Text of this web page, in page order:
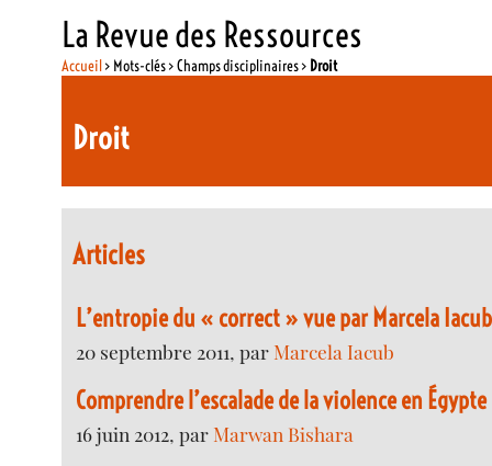
La Revue des Ressources
Accueil> Mots-clés > Champs disciplinaires > Droit
Droit
Articles
L’entropie du « correct » vue par Marcela Iacub
20 septembre 2011, parMarcela Iacub
Comprendre l’escalade de la violence en Égypte
16 juin 2012, parMarwan Bishara